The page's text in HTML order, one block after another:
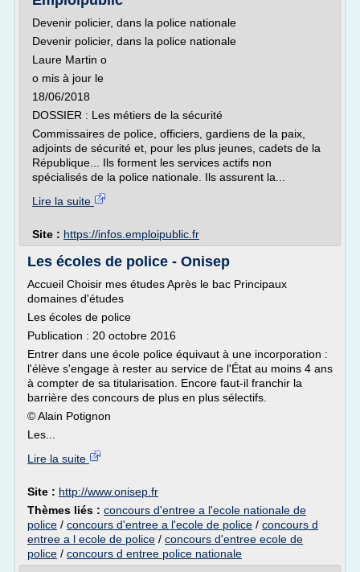
Devenir policier, dans la police nationale
Devenir policier, dans la police nationale
Laure Martin o
o mis à jour le
18/06/2018
DOSSIER : Les métiers de la sécurité
Commissaires de police, officiers, gardiens de la paix,
adjoints de sécurité et, pour les plus jeunes, cadets de la
République... Ils forment les services actifs non
spécialisés de la police nationale. Ils assurent la...
Lire la suite
Site : https://infos.emploipublic.fr
Les écoles de police - Onisep
Accueil Choisir mes études Après le bac Principaux
domaines d'études
Les écoles de police
Publication : 20 octobre 2016
Entrer dans une école police équivaut à une incorporation :
l'élève s'engage à rester au service de l'État au moins 4 ans
à compter de sa titularisation. Encore faut-il franchir la
barrière des concours de plus en plus sélectifs.
© Alain Potignon
Les...
Lire la suite
Site : http://www.onisep.fr
Thèmes liés : concours d'entree a l'ecole nationale de
police / concours d'entree a l'ecole de police / concours d
entree a l ecole de police / concours d'entree ecole de
police / concours d entree police nationale